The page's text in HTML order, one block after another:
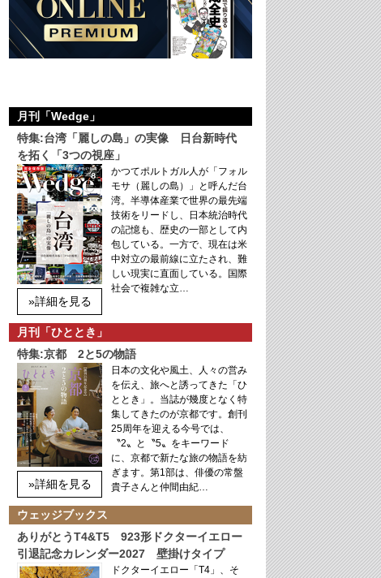
月刊「Wedge」
特集:台湾「麗しの島」の実像 日台新時代
を拓く「3つの視座」
»詳細を見る
かつてポルトガル人が「フォル
モサ（麗しの島）」と呼んだ台
湾。半導体産業で世界の最先端
技術をリードし、日本統治時代
の記憶も、歴史の一部として内
包している。一方で、現在は米
中対立の最前線に立たされ、難
しい現実に直面している。国際
社会で複雑な立…
月刊「ひととき」
特集:京都 2と5の物語
»詳細を見る
日本の文化や風土、人々の営み
を伝え、旅へと誘ってきた「ひ
ととき」。当誌が幾度となく特
集してきたのが京都です。創刊
25周年を迎える今号では、
〝2〟と〝5〟をキーワード
に、京都で新たな旅の物語を紡
ぎます。第1部は、俳優の常盤
貴子さんと仲間由紀…
ウェッジブックス
ありがとうT4&T5 923形ドクターイエロー
引退記念カレンダー2027 壁掛けタイプ
ドクターイエロー「T4」、そ